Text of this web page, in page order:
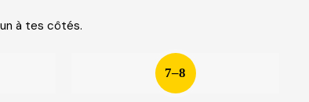
à tes côtés.
7–8